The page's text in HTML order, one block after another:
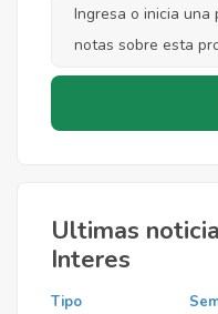
Ultimas
Interes
Tipo